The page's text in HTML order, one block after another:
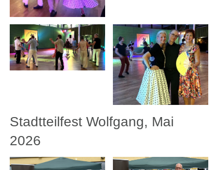
Stadtteilfest Wolfgang, Mai
2026